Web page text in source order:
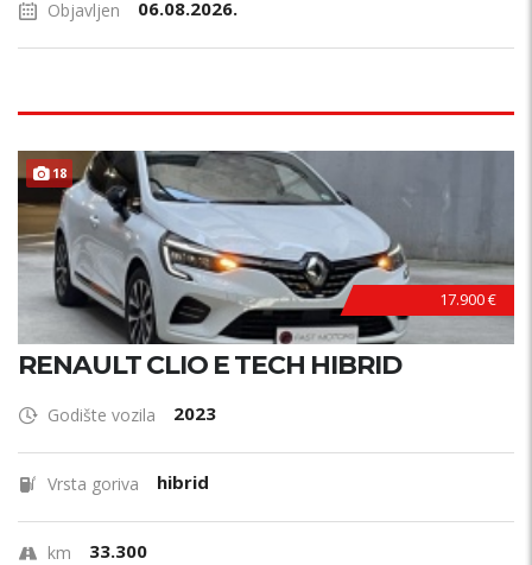
Objavljen 06.08.2026.
18
17.900 €
RENAULT CLIO E TECH HIBRID
Godište vozila 2023
Vrsta goriva hibrid
km 33.300